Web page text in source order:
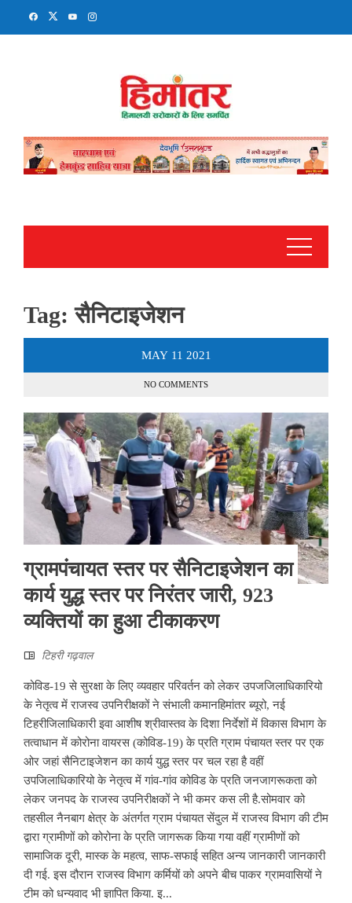
Tag:सैनिटाइजेशन
MAY 11 2021
NO COMMENTS
ग्रामपंचायत स्तर पर सैनिटाइजेशन का
कार्य युद्ध स्तर पर निरंतर जारी, 923
व्यक्तियों का हुआ टीकाकरण
टिहरी गढ़वाल
कोविड-19 से सुरक्षा के लिए व्यवहार परिवर्तन को लेकर उपजजिलाधिकारियो
के नेतृत्व में राजस्व उपनिरीक्षकों ने संभाली कमानहिमांतर ब्यूरो, नई
टिहरीजिलाधिकारी इवा आशीष श्रीवास्तव के दिशा निर्देशों में विकास विभाग के
तत्वाधान में कोरोना वायरस (कोविड-19) के प्रति ग्राम पंचायत स्तर पर एक
ओर जहां सैनिटाइजेशन का कार्य युद्ध स्तर पर चल रहा है वहीं
उपजिलाधिकारियो के नेतृत्व में गांव-गांव कोविड के प्रति जनजागरूकता को
लेकर जनपद के राजस्व उपनिरीक्षकों ने भी कमर कस ली है.सोमवार को
तहसील नैनबाग क्षेत्र के अंतर्गत ग्राम पंचायत सेंदुल में राजस्व विभाग की टीम
द्वारा ग्रामीणों को कोरोना के प्रति जागरूक किया गया वहीं ग्रामीणों को
सामाजिक दूरी, मास्क के महत्व, साफ-सफाई सहित अन्य जानकारी जानकारी
दी गई. इस दौरान राजस्व विभाग कर्मियों को अपने बीच पाकर ग्रामवासियों ने
टीम को धन्यवाद भी ज्ञापित किया. इ...